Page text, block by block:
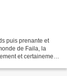
puis prenante et
de Faila, la
et certainement